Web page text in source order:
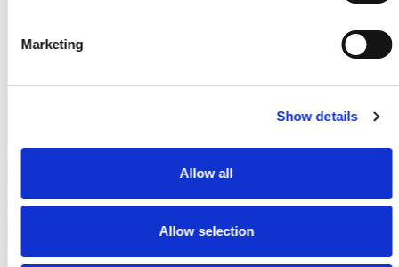
Marketing
Show details
Allow all
Allow selection
KR281,95
Kontakt os. Vi er altid klar med et godt tilbud
Velkommen til din tømmerhandel
Materialer til nybygning, ombygning og tilbygning